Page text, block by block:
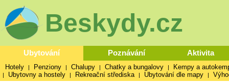
Beskydy.cz
Ubytování Poznávání Aktivita
Hotely | Penziony | Chalupy | Chatky a bungalovy | Kempy a
| Ubytovny a hostely | Rekreační střediska | Ubytování dle mapy |